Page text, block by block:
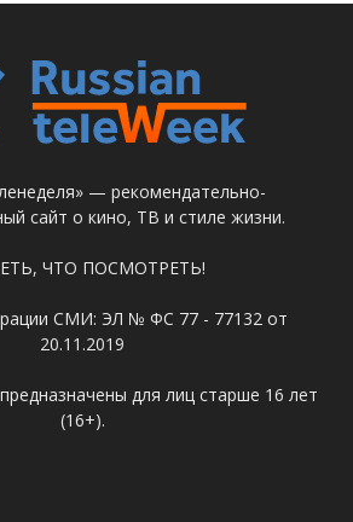
— рекомендательно-
сайт о кино, ТВ и стиле жизни.
ЧТО ПОСМОТРЕТЬ!
СМИ: ЭЛ № ФС 77 - 77132 от
20.11.2019
для лиц старше 16 лет
(16+).